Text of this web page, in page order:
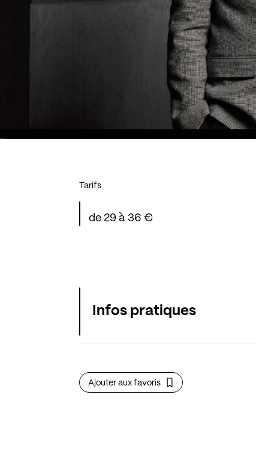
Tarifs
de 29 à 36 €
Infos pratiques
Ajouter aux favoris